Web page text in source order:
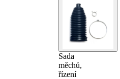
Sada
měchů,
řízení